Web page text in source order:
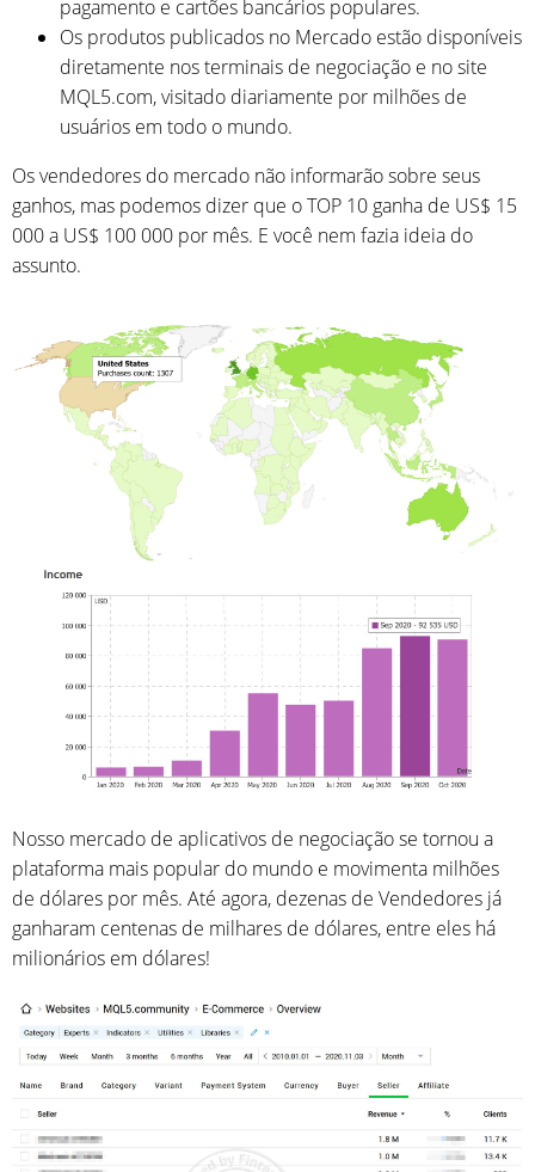
pagamento e cartões bancários populares.
Os produtos publicados no Mercado estão disponíveis
diretamente nos terminais de negociação e no site
MQL5.com, visitado diariamente por milhões de
usuários em todo o mundo.
Os vendedores do mercado não informarão sobre seus
ganhos, mas podemos dizer que o TOP 10 ganha de US$ 15
000 a US$ 100 000 por mês. E você nem fazia ideia do
assunto.
Nosso mercado de aplicativos de negociação se tornou a
plataforma mais popular do mundo e movimenta milhões
de dólares por mês. Até agora, dezenas de Vendedores já
ganharam centenas de milhares de dólares, entre eles há
milionários em dólares!